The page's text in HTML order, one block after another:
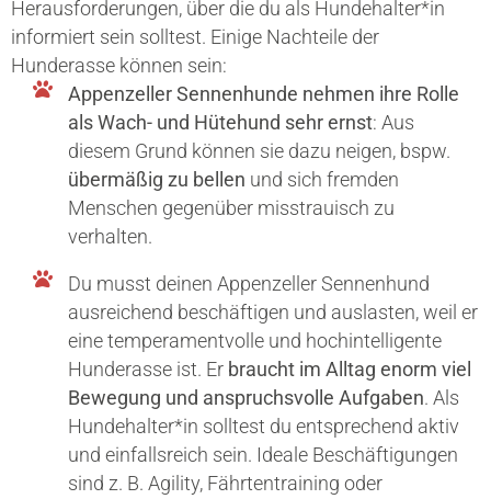
Herausforderungen, über die du als Hundehalter*in
informiert sein solltest. Einige Nachteile der
Hunderasse können sein:
Appenzeller Sennenhunde nehmen ihre Rolle
als Wach- und Hütehund sehr ernst: Aus
diesem Grund können sie dazu neigen, bspw.
übermäßig zu bellen und sich fremden
Menschen gegenüber misstrauisch zu
verhalten.
Du musst deinen Appenzeller Sennenhund
ausreichend beschäftigen und auslasten, weil er
eine temperamentvolle und hochintelligente
Hunderasse ist. Er braucht im Alltag enorm viel
Bewegung und anspruchsvolle Aufgaben. Als
Hundehalter*in solltest du entsprechend aktiv
und einfallsreich sein. Ideale Beschäftigungen
sind z. B. Agility, Fährtentraining oder